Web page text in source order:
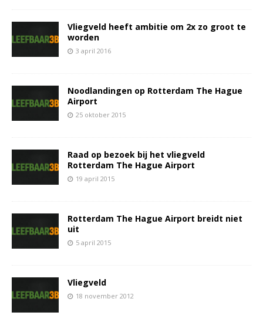
Vliegveld heeft ambitie om 2x zo groot te
worden
3 april 2016
Noodlandingen op Rotterdam The Hague
Airport
25 oktober 2015
Raad op bezoek bij het vliegveld
Rotterdam The Hague Airport
19 april 2015
Rotterdam The Hague Airport breidt niet
uit
5 april 2015
Vliegveld
18 november 2012